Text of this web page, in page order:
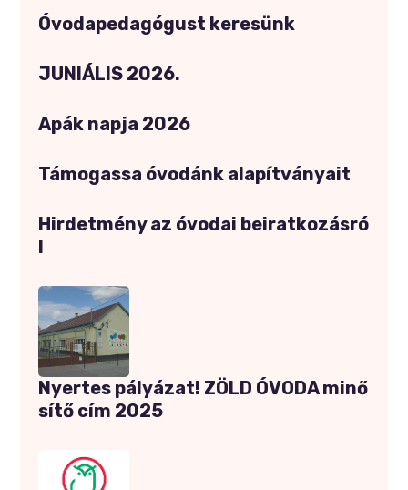
Óvodapedagógust keresünk
JUNIÁLIS 2026.
Apák napja 2026
Támogassa óvodánk alapítványait
Hirdetmény az óvodai beiratkozásró
l
Nyertes pályázat! ZÖLD ÓVODA minő
sítő cím 2025